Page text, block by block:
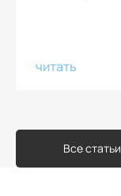
читать
Все статьи